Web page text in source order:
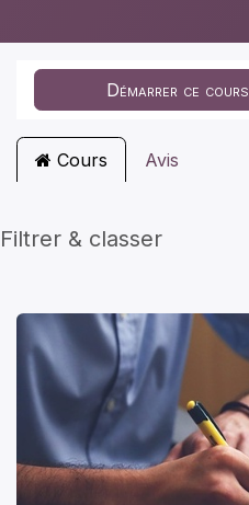
Démarrer ce cours
Cours Avis
Filtrer & classer